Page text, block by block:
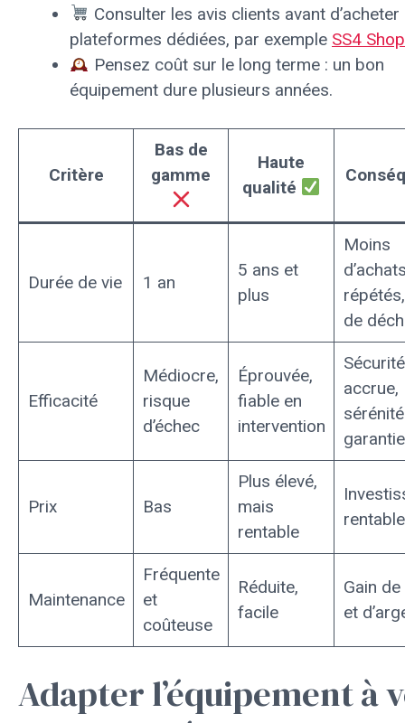
Consulter les avis clients avant
plateformes dédiées, par exemple SS4 Shop
Pensez coût sur le long terme : un bon
équipement dure plusieurs années.
Critère
Bas de
gamme
Haute
qualité
Durée de vie 1 an
5 ans et
plus
Moins
de
Efficacité
Médiocre,
risque
d’échec
Éprouvée,
fiable en
intervention
Sécurité
accrue,
sérénité
garantie
Prix Bas
Plus élevé,
mais
rentable
rentable
Maintenance
Fréquente
et
coûteuse
Réduite,
facile
Gain
et
Adapter l’équipement à